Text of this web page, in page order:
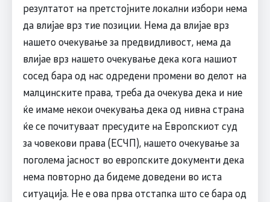
резултатот на претстојните локални избори нема
да влијае врз тие позиции. Нема да влијае врз
нашето очекување за предвидливост, нема да
влијае врз нашето очекување дека кога нашиот
сосед бара од нас одредени промени во делот на
малцинските права, треба да очекува дека и ние
ќе имаме некои очекувања дека од нивна страна
ќе се почитуваат пресудите на Европскиот суд
за човекови права (ЕСЧП), нашето очекување за
поголема јасност во европските документи дека
нема повторно да бидеме доведени во иста
ситуација. Не е ова прва отстапка што се бара од